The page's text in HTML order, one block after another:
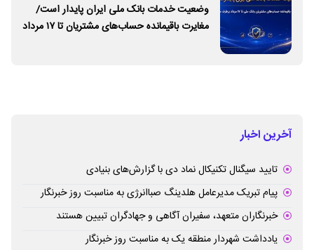
وضعیت خدمات بانک ملی ایران پایدار است/
مغایرت‌ باقیمانده حساب‌های مشتریان تا ۱۷ مرداد
آخرین اخبار
تایید سیگنال تکنیکال نماد دی با گزارش‌های بنیادی
پیام تبریک مدیرعامل هلدینگ صباانرژی به مناسبت روز خبرنگار
خبرنگاران متعهد، سفیران آگاهی و جهادگران تبیین هستند
یادداشت شهردار منطقه یک به مناسبت روز خبرنگار